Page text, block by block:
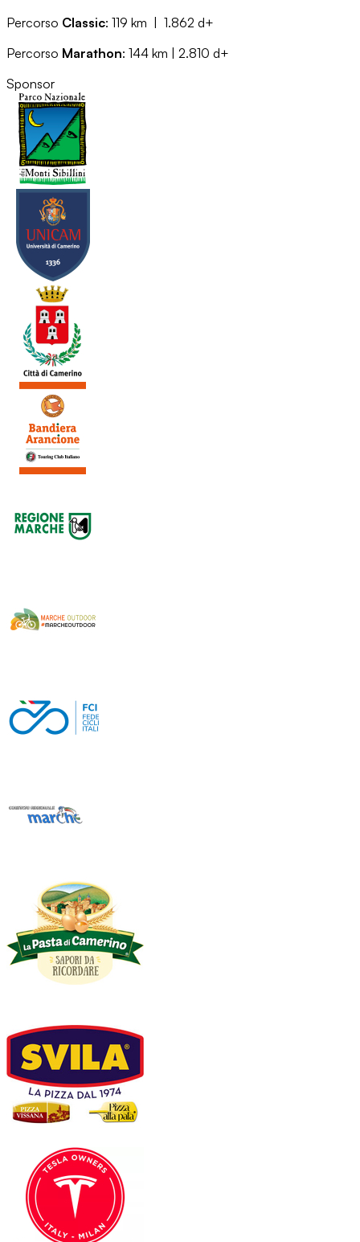
Percorso Classic: 119 km | 1.862 d+
Percorso Marathon: 144 km | 2.810 d+
Sponsor